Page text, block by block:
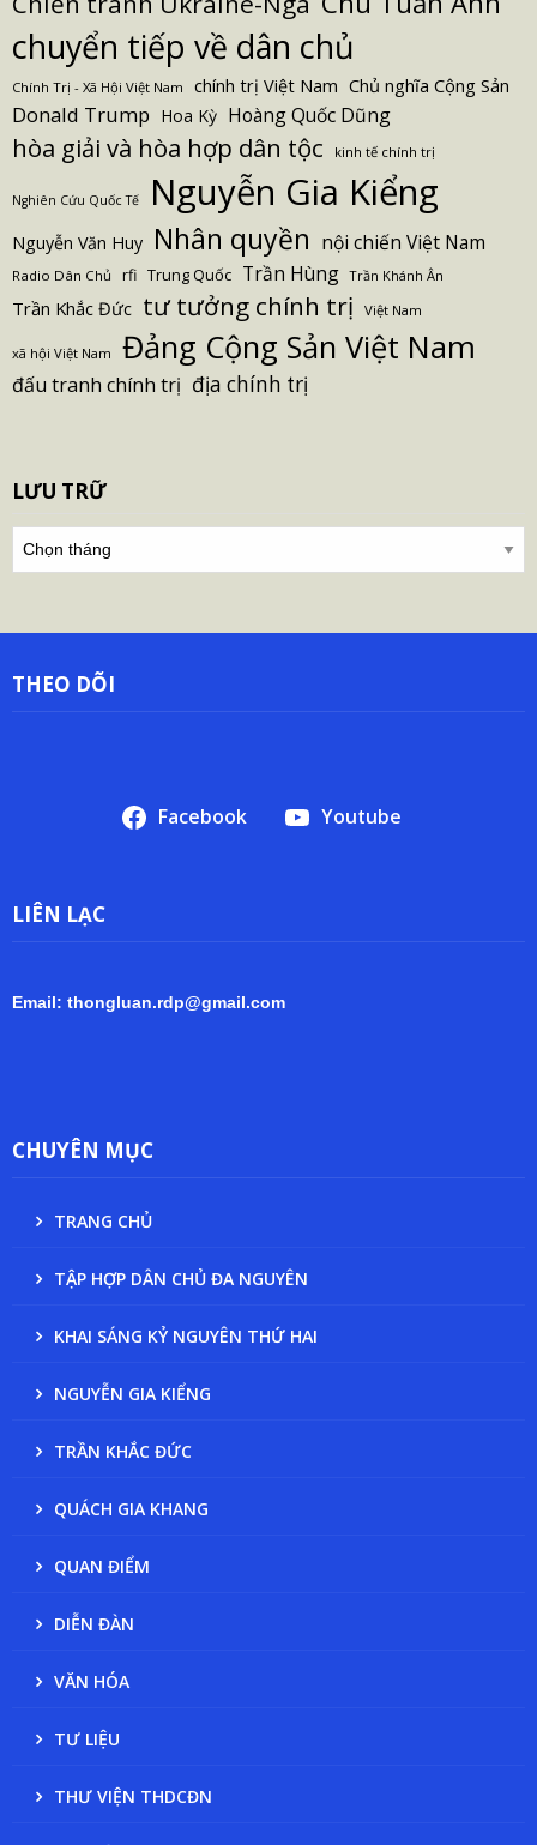
chuyển tiếp về dân chủ
Chính Trị - Xã Hội Việt Nam chính trị Việt Nam Chủ nghĩa Cộng Sản
Donald Trump Hoa Kỳ Hoàng Quốc Dũng
hòa giải và hòa hợp dân tộc kinh tế chính trị
Nghiên Cứu Quốc Tế Nguyễn Gia Kiểng
Nguyễn Văn Huy Nhân quyền nội chiến Việt Nam
Radio Dân Chủ rfi Trung Quốc Trần Hùng Trần Khánh Ân
Trần Khắc Đức tư tưởng chính trị Việt Nam
xã hội Việt Nam Đảng Cộng Sản Việt Nam
đấu tranh chính trị địa chính trị
LƯU TRỮ
trữ
THEO DÕI
Facebook Youtube
LIÊN LẠC
Email: thongluan.rdp@gmail.com
CHUYÊN MỤC
TRANG CHỦ
TẬP HỢP DÂN CHỦ ĐA NGUYÊN
KHAI SÁNG KỶ NGUYÊN THỨ HAI
NGUYỄN GIA KIỂNG
TRẦN KHẮC ĐỨC
QUÁCH GIA KHANG
QUAN ĐIỂM
DIỄN ĐÀN
VĂN HÓA
TƯ LIỆU
THƯ VIỆN THDCĐN